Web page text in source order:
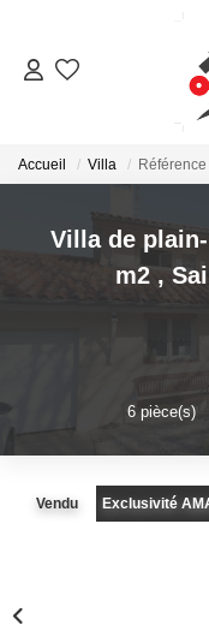
Accueil Villa
Villa de
m2 ,
6 pièce(s)
Vendu Exclusivité